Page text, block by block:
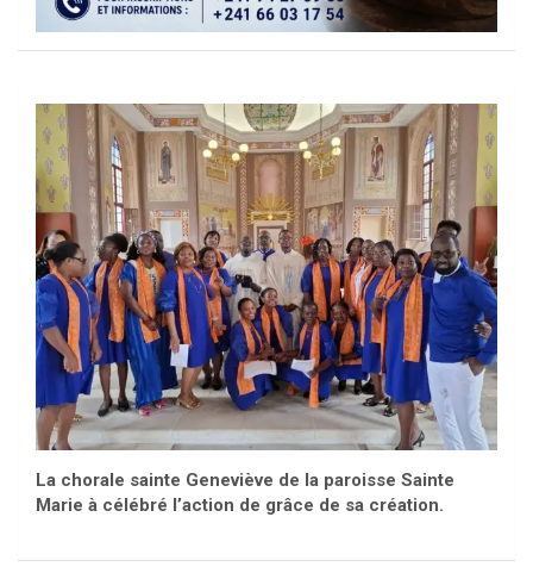
La chorale sainte Geneviève de la paroisse Sainte
Marie à célébré l’action de grâce de sa création.